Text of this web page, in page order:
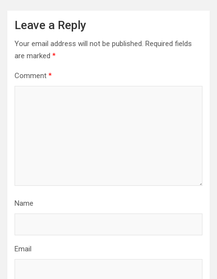
Leave a Reply
Your email address will not be published. Required fields
are marked *
Comment *
Name
Email